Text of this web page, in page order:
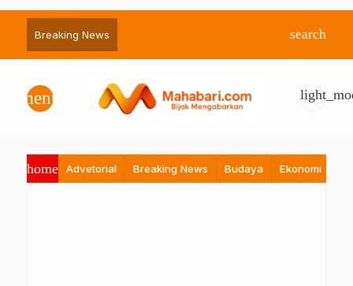
Breaking News search
menu
home Advetorial Breaking News Budaya Ekonomi